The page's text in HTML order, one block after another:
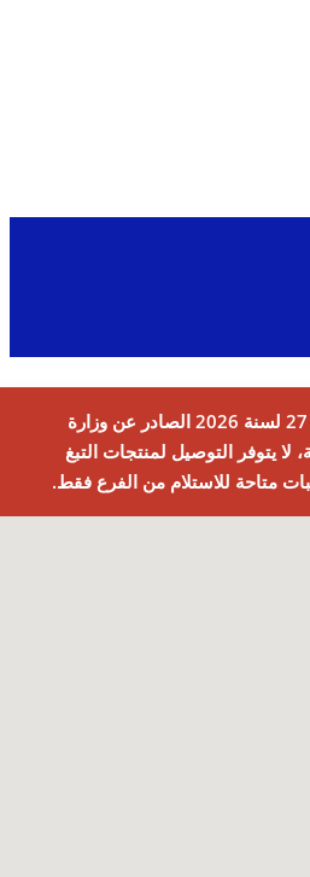
وفقًا للقرار الوزاري رقم 27 لسنة 2026 الصادر عن وزارة
لا يتوفر التوصيل لمنتجات التبغ
متاحة للاستلام من الفرع فقط.